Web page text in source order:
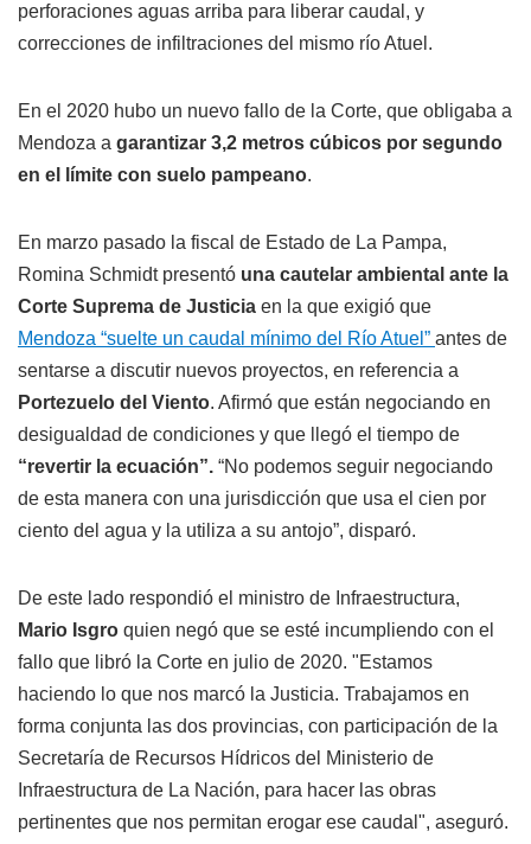
perforaciones aguas arriba para liberar caudal, y
correcciones de infiltraciones del mismo río Atuel.
En el 2020 hubo un nuevo fallo de la Corte, que obligaba a
Mendoza a garantizar 3,2 metros cúbicos por segundo
en el límite con suelo pampeano.
En marzo pasado la fiscal de Estado de La Pampa,
Romina Schmidt presentó una cautelar ambiental ante la
Corte Suprema de Justicia en la que exigió que
Mendoza “suelte un caudal mínimo del Río Atuel” antes de
sentarse a discutir nuevos proyectos, en referencia a
Portezuelo del Viento. Afirmó que están negociando en
desigualdad de condiciones y que llegó el tiempo de
“revertir la ecuación”. “No podemos seguir negociando
de esta manera con una jurisdicción que usa el cien por
ciento del agua y la utiliza a su antojo”, disparó.
De este lado respondió el ministro de Infraestructura,
Mario Isgro quien negó que se esté incumpliendo con el
fallo que libró la Corte en julio de 2020. "Estamos
haciendo lo que nos marcó la Justicia. Trabajamos en
forma conjunta las dos provincias, con participación de la
Secretaría de Recursos Hídricos del Ministerio de
Infraestructura de La Nación, para hacer las obras
pertinentes que nos permitan erogar ese caudal", aseguró.